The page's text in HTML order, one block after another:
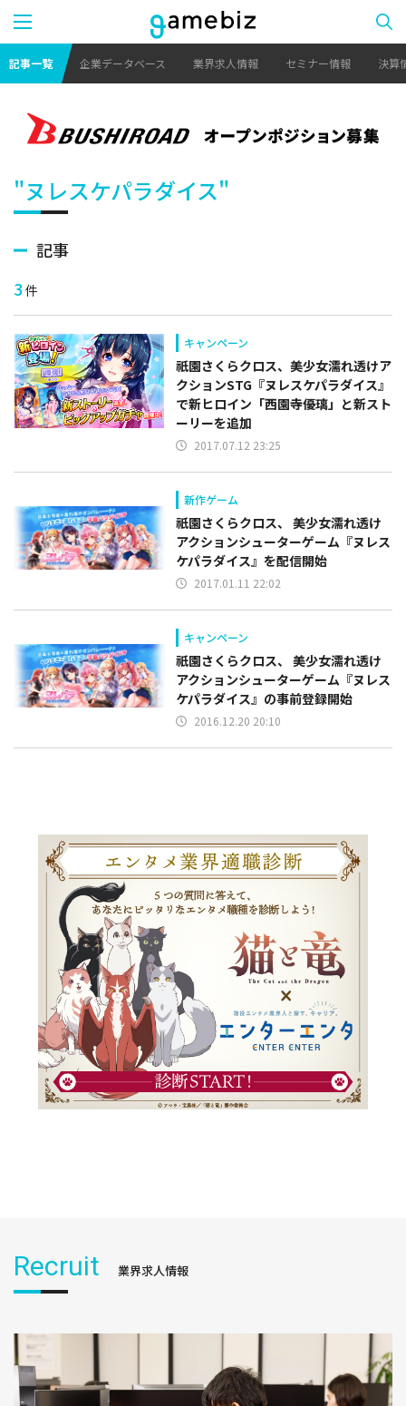
記事一覧 企業データベース 業界求人情報 セミナー情報 決算
"ヌレスケパラダイス"
記事
3 件
キャンペーン
祇園さくらクロス、美少女濡れ透けア
クションSTG『ヌレスケパラダイス』
で新ヒロイン「西園寺優璃」と新スト
ーリーを追加
2017.07.12 23:25
新作ゲーム
祇園さくらクロス、 美少女濡れ透け
アクションシューターゲーム『ヌレス
ケパラダイス』を配信開始
2017.01.11 22:02
キャンペーン
祇園さくらクロス、 美少女濡れ透け
アクションシューターゲーム『ヌレス
ケパラダイス』の事前登録開始
2016.12.20 20:10
Recruit 業界求人情報